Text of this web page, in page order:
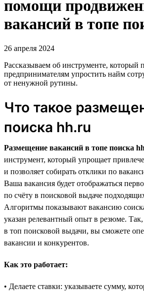
помощи
вакансий в топе
26 апреля 2024
Рассказываем об инструменте, который
предпринимателям упростить найм
от ненужной рутины.
Что такое
поиска hh.ru
Размещение вакансий в топе поиска
инструмент, который упрощает
и позволяет собирать отклики по
Ваша вакансия будет отображаться
по счёту в поисковой выдаче
Алгоритмы показывают вакансию
указан релевантный опыт в резюме. Так,
в топ поисковой выдачи, вы сможете
вакансии и конкурентов.
Как это работает:
• Делаете ставки: указываете сумму,